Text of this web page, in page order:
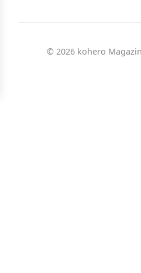
© 2026 kohero